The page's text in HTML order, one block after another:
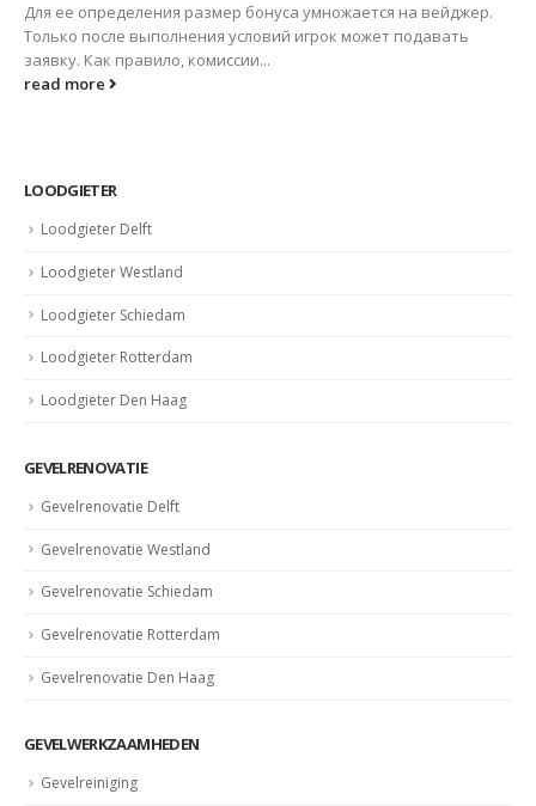
Для ее определения размер бонуса умножается на вейджер.
Только после выполнения условий игрок может подавать
заявку. Как правило, комиссии...
read more
LOODGIETER
Loodgieter Delft
Loodgieter Westland
Loodgieter Schiedam
Loodgieter Rotterdam
Loodgieter Den Haag
GEVELRENOVATIE
Gevelrenovatie Delft
Gevelrenovatie Westland
Gevelrenovatie Schiedam
Gevelrenovatie Rotterdam
Gevelrenovatie Den Haag
GEVELWERKZAAMHEDEN
Gevelreiniging